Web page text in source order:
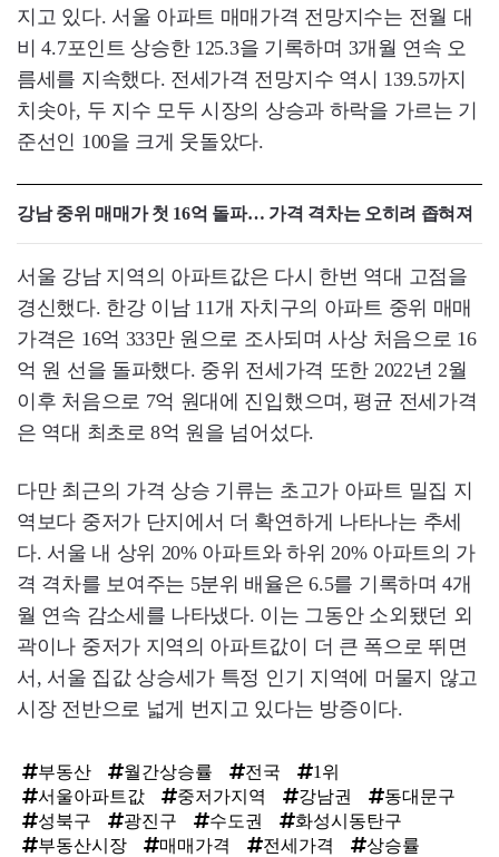
지고 있다. 서울 아파트 매매가격 전망지수는 전월 대
비 4.7포인트 상승한 125.3을 기록하며 3개월 연속 오
름세를 지속했다. 전세가격 전망지수 역시 139.5까지
치솟아, 두 지수 모두 시장의 상승과 하락을 가르는 기
준선인 100을 크게 웃돌았다.
강남 중위 매매가 첫 16억 돌파… 가격 격차는 오히려 좁혀져
서울 강남 지역의 아파트값은 다시 한번 역대 고점을
경신했다. 한강 이남 11개 자치구의 아파트 중위 매매
가격은 16억 333만 원으로 조사되며 사상 처음으로 16
억 원 선을 돌파했다. 중위 전세가격 또한 2022년 2월
이후 처음으로 7억 원대에 진입했으며, 평균 전세가격
은 역대 최초로 8억 원을 넘어섰다.
다만 최근의 가격 상승 기류는 초고가 아파트 밀집 지
역보다 중저가 단지에서 더 확연하게 나타나는 추세
다. 서울 내 상위 20% 아파트와 하위 20% 아파트의 가
격 격차를 보여주는 5분위 배율은 6.5를 기록하며 4개
월 연속 감소세를 나타냈다. 이는 그동안 소외됐던 외
곽이나 중저가 지역의 아파트값이 더 큰 폭으로 뛰면
서, 서울 집값 상승세가 특정 인기 지역에 머물지 않고
시장 전반으로 넓게 번지고 있다는 방증이다.
부동산 월간상승률 전국
1위
서울아파트값
중저가지역 강남권
동대문구
성북구
광진구 수도권
화성시동탄구
부동산시장
매매가격 전세가격
상승률